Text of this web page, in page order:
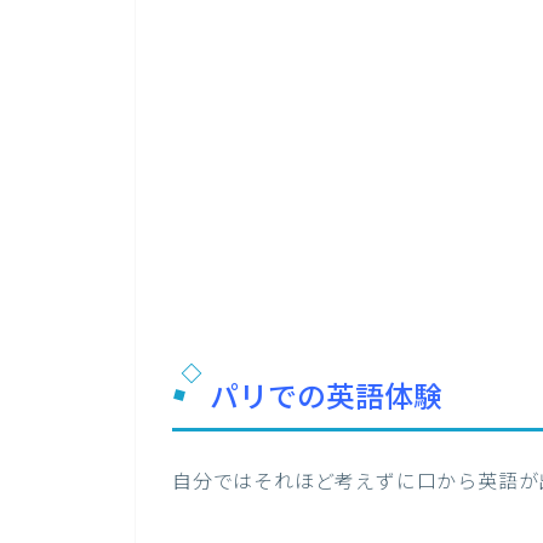
パリでの英語体験
自分ではそれほど考えずに口から英語